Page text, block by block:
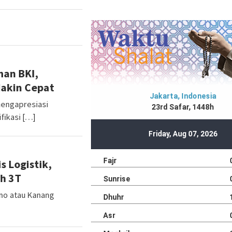
BKI,
Cepat
[…]
Logistik,
3T
atau Kanang